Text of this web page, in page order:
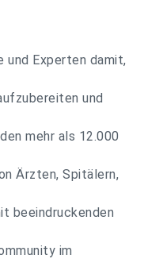
Experten damit,
und
mehr als 12.000
Ärzten, Spitälern,
beeindruckenden
im